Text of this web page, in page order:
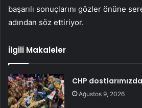
başarılı sonuçlarını gözler önüne
adından söz ettiriyor.
İlgili Makaleler
CHP
Ağustos 9, 2026